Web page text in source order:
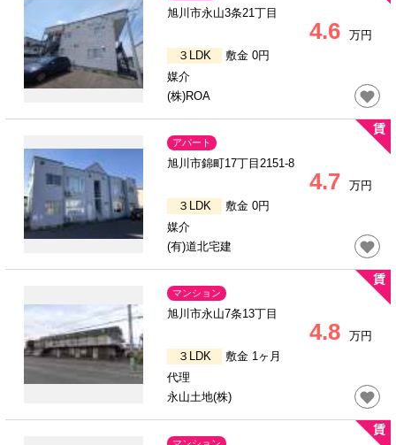
旭川市永山3条21丁目
4.6
万円
３LDK
敷金 0円
媒介
(株)ROA
アパート
旭川市錦町17丁目2151-8
4.7
万円
３LDK
敷金 0円
媒介
(有)道北宅建
マンション
旭川市永山7条13丁目
4.8
万円
３LDK
敷金 1ヶ月
代理
永山土地(株)